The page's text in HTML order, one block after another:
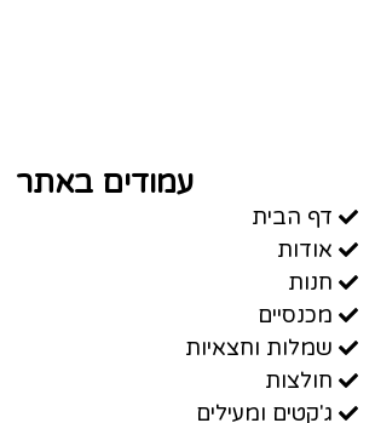
עמודים באתר
דף הבית
אודות
חנות
מכנסיים
שמלות וחצאיות
חולצות
ג'קטים ומעילים